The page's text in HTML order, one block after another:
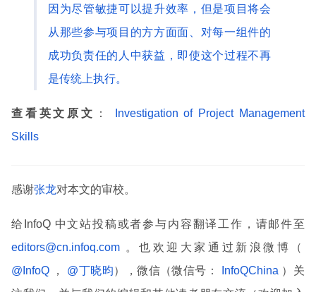
因为尽管敏捷可以提升效率，但是项目将会
从那些参与项目的方方面面、对每一组件的
成功负责任的人中获益，即使这个过程不再
是传统上执行。
查看英文原文 ：
Investigation of Project Management
Skills
感谢张龙对本文的审校。
给InfoQ 中文站投稿或者参与内容翻译工作，请邮件至
editors@cn.infoq.com 。也欢迎大家通过新浪微博（
@InfoQ
， @丁晓昀），微信（微信号： InfoQChina ）关